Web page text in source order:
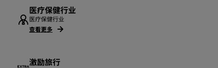
医疗保健行业
医疗保健行业
查看更多
激励旅行